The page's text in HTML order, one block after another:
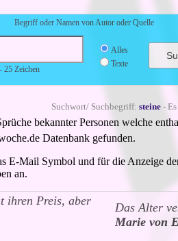
Begriff oder Namen von Autor oder Quelle
25 Zeichen
Alles
Texte
Suchwort/ Suchbegriff: steine- Es
bekannter Personen welche
Datenbank gefunden.
E-Mail Symbol und für die Anzeige
an.
ihren Preis, aber
Das Alter
Marie von